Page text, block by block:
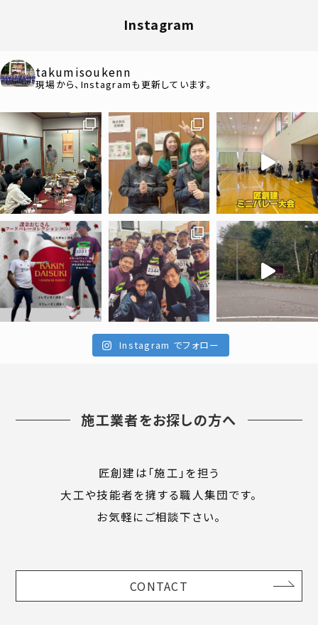
Instagram
takumisoukenn
現場から、Instagramも更新しています。
Instagram でフォロー
施工業者をお探しの方へ
匠創建は「施工」を担う
大工や技能者を擁する職人集団です。
お気軽にご相談下さい。
CONTACT